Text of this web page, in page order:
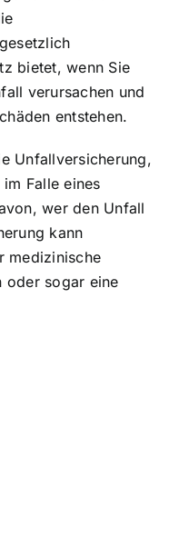
bietet, wenn Sie
verursachen und
entstehen.
Unfallversicherung,
Falle eines
wer den Unfall
kann
medizinische
oder sogar eine